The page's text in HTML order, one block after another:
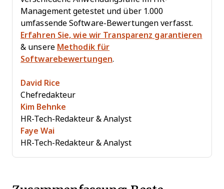
Management getestet und über 1.000
umfassende Software-Bewertungen verfasst.
Erfahren Sie, wie wir Transparenz garantieren
& unsere Methodik für
Softwarebewertungen.
David Rice
Chefredakteur
Kim Behnke
HR-Tech-Redakteur & Analyst
Faye Wai
HR-Tech-Redakteur & Analyst